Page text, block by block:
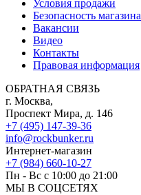
Условия продажи
Безопасность магазина
Вакансии
Видео
Контакты
Правовая информация
ОБРАТНАЯ СВЯЗЬ
г. Москва,
Проспект Мира, д. 146
+7 (495) 147-39-36
info@rockbunker.ru
Интернет-магазин
+7 (984) 660-10-27
Пн - Вс с 10:00 до 21:00
МЫ В СОЦСЕТЯХ